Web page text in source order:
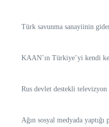
Türk savunma sanayiinin
KAAN’ın Türkiye’yi kendi
Rus devlet destekli
Ağın sosyal medyada yaptığı